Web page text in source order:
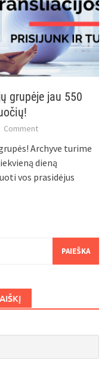
grupėje jau 550
Comment
Archyve turime
dieną
vos prasidėjus